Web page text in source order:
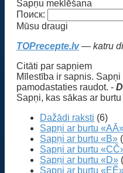
Sapņu meklēšana
Поиск:
Mūsu draugi
TOPrecepte.lv— katru
Citāti par sapņiem
Mīlestība ir sapnis.
pamodastaties raudot. -
Sapņi, kas sākas ar burtu
Dažādi raksti (6)
Sapņi ar burtu
Sapņi ar burtu «B»
Sapņi ar burtu
Sapņi ar burtu «D»
Sapņi ar burtu